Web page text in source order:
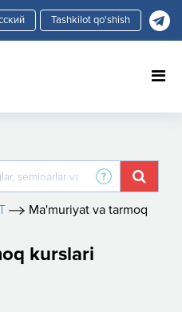
Tashkilot qo'shish
Ma'muriyat va tarmoq
kurslari